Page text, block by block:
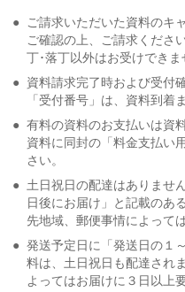
●
ご請求いただいた資料のキ
ご確認の上、ご請求くださ
丁･落丁以外はお受けできま
● 資料請求完了時および受付
「受付番号」は、資料到着
● 有料の資料のお支払いは資
資料に同封の「料金支払い
さい。
● 土日祝日の配達はありませ
日後にお届け」と記載のあ
先地域、郵便事情によって
● 発送予定日に「発送日の１
料は、土日祝日も配達され
よってはお届けに３日以上